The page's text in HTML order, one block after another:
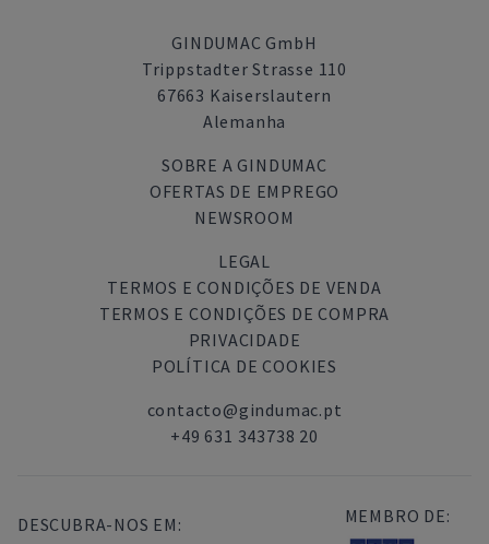
GINDUMAC GmbH
Trippstadter Strasse 110
67663 Kaiserslautern
Alemanha
SOBRE A GINDUMAC
OFERTAS DE EMPREGO
NEWSROOM
LEGAL
TERMOS E CONDIÇÕES DE VENDA
TERMOS E CONDIÇÕES DE COMPRA
PRIVACIDADE
POLÍTICA DE COOKIES
contacto@gindumac.pt
+49 631 343738 20
DESCUBRA-NOS EM: MEMBRO DE: